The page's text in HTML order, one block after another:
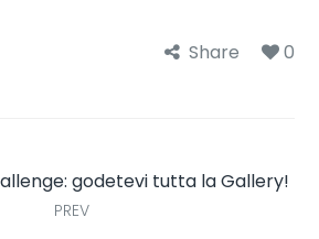
Share 0
godetevi tutta la Gallery!
PREV